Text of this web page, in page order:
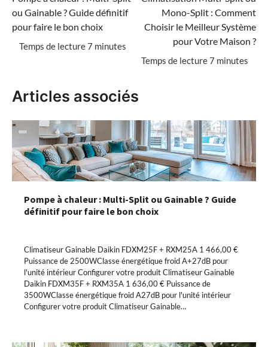
de
l’article
ou Gainable ? Guide définitif
pour faire le bon choix
Mono-Split : Comment
Choisir le Meilleur Système
pour Votre Maison ?
Articles associés
Pompe à chaleur : Multi-Split ou Gainable ? Guide
définitif pour faire le bon choix
Climatiseur Gainable Daikin FDXM25F + RXM25A 1 466,00 €
Puissance de 2500WClasse énergétique froid A+27dB pour
l'unité intérieur Configurer votre produit Climatiseur Gainable
Daikin FDXM35F + RXM35A 1 636,00 € Puissance de
3500WClasse énergétique froid A27dB pour l'unité intérieur
Configurer votre produit Climatiseur Gainable…